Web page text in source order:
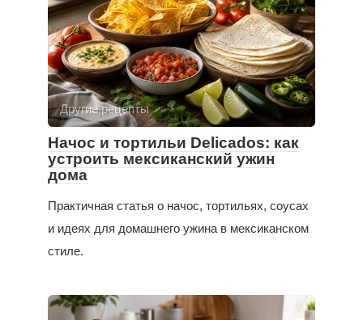
Другие рецепты
Начос и тортильи Delicados: как
устроить мексиканский ужин
дома
Практичная статья о начос, тортильях, соусах
и идеях для домашнего ужина в мексиканском
стиле.